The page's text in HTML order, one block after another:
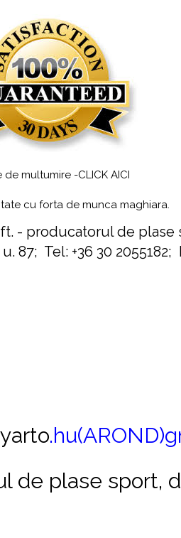
de multumire -CLICK AICI
cu forta de munca maghiara.
- producatorul de plase
87; Tel: +36 30 2055182;
de plase sport,